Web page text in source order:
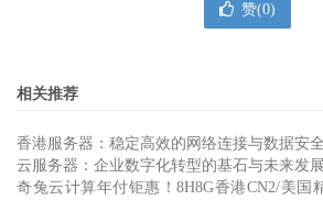
赞(0)
相关推荐
香港服务器：稳定高效的网络连接与数据安
云服务器：企业数字化转型的基石与未来发
奇兔云计算年付钜惠！8H8G香港CN2/美国